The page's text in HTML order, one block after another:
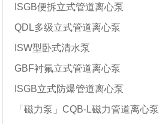
ISGB便拆立式管道离心泵
QDL多级立式管道离心泵
ISW型卧式清水泵
GBF衬氟立式管道离心泵
ISGB立式防爆管道离心泵
「磁力泵」CQB-L磁力管道离心泵